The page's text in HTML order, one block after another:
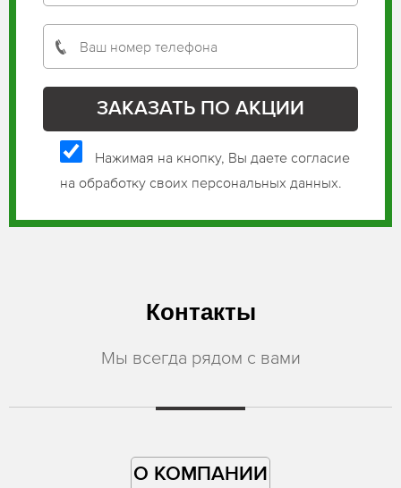
Нажимая на кнопку, Вы даете согласие
на обработку своих персональных данных.
Контакты
Мы всегда рядом с вами
О КОМПАНИИ